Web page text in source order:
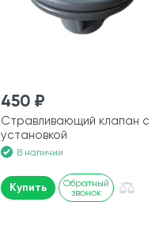
450 ₽
Стравливающий клапан с
установкой
В наличии
Купить
Обратный
звонок